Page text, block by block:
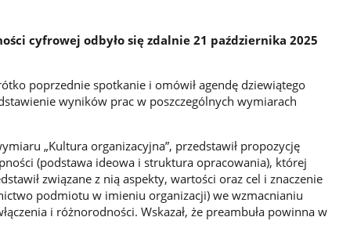
cyfrowej odbyło się zdalnie 21 października 2025
poprzednie spotkanie i omówił agendę dziewiątego
wyników prac w poszczególnych wymiarach
„Kultura organizacyjna”, przedstawił propozycję
(podstawa ideowa i struktura opracowania), której
związane z nią aspekty, wartości oraz cel i znaczenie
podmiotu w imieniu organizacji) we wzmacnianiu
i różnorodności. Wskazał, że preambuła powinna w